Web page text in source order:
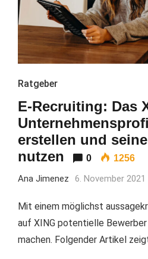
Ratgeber
E-Recruiting: Das
erstellen und
nutzen
0 1256
Ana Jimenez 6. November 2021
Mit einem möglichst
auf XING potentielle
machen. Folgender Artikel